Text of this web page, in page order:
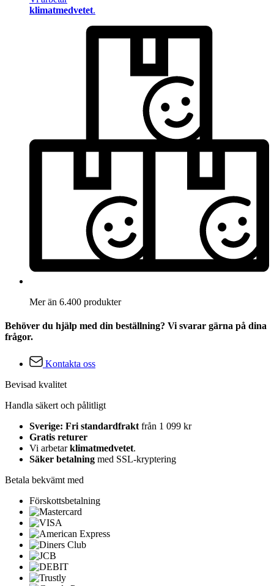
klimatmedvetet.
Mer än 6.400 produkter
Behöver du hjälp med din beställning? Vi svarar gärna på dina
frågor.
Kontakta oss
Bevisad kvalitet
Handla säkert och pålitligt
Sverige: Fri standardfrakt från 1 099 kr
Gratis returer
Vi arbetarklimatmedvetet.
Säker betalning med SSL-kryptering
Betala bekvämt med
Förskottsbetalning